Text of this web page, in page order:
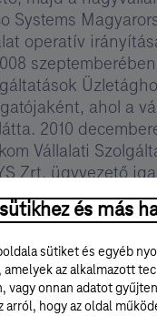
Systems
operatív
ahol a
2010
Vállalati
Zrt. ügyvezető
30-ig a T-
pozícióját
2017.
július 1-től a
és más
sütiket és egyéb
amelyek az alkalmazott
vagy onnan adatot
hogy az oldal